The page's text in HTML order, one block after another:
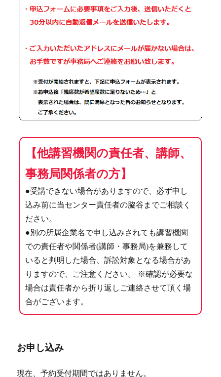
【他講習機関の責任者、講師、
事務局関係者の方】
●受講できない場合がありますので、必ず申し
込み前に当センター責任者の脇谷までご相談く
ださい。
●別の所属企業名で申し込みされても講習機関
での責任者や関係者(講師・事務局)を兼務して
いると判明した場合、訴訟対象となる場合があ
りますので、ご注意ください。 ※確認が必要な
場合は責任者から折り返しご連絡させて頂く場
合がございます。
お申し込み
現在、予約受付期間ではありません。